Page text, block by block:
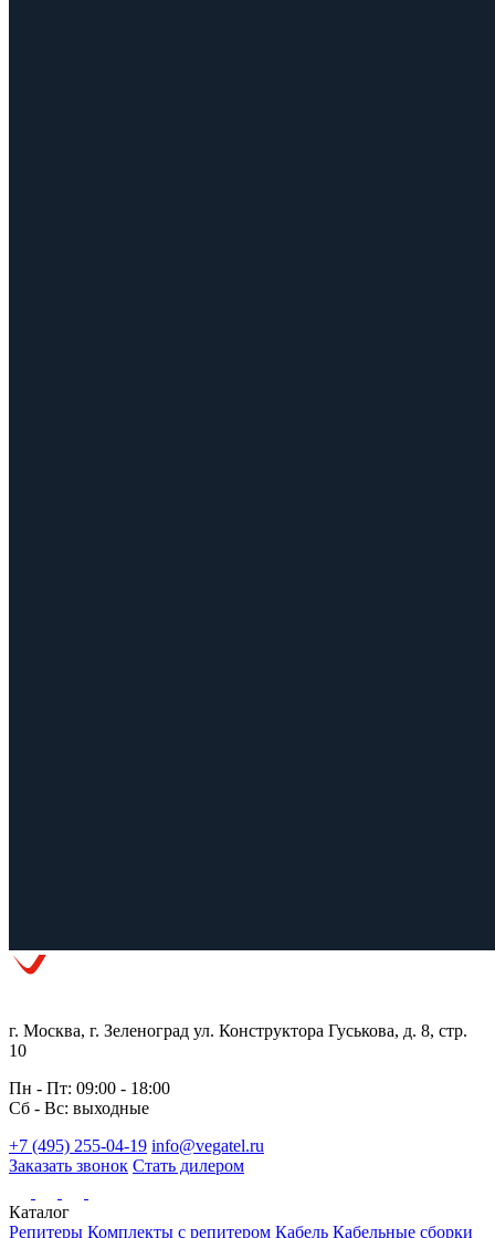
г. Москва, г. Зеленоград ул. Конструктора Гуськова, д. 8, стр.
10
Пн - Пт: 09:00 - 18:00
Сб - Вс: выходные
+7 (495) 255-04-19 info@vegatel.ru
Заказать звонок Стать дилером
Каталог
Репитеры Комплекты с репитером Кабель Кабельные сборки